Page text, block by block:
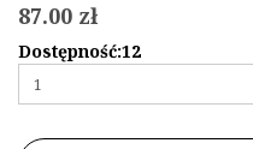
87.00 zł
Dostępność:12